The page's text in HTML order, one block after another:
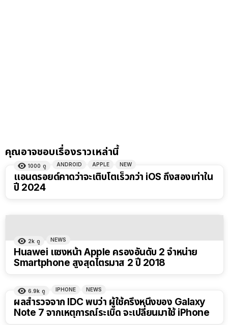
คุณอาจชอบเรื่องราวเหล่านี้
1000 ดู ANDROID APPLE NEW
แอนดรอยด์คาดว่าจะเติบโตเร็วกว่า iOS ถึงสองเท่าใน
ปี 2024
2k ดู NEWS
Huawei แซงหน้า Apple ครองอันดับ 2 จำหน่าย
Smartphone สูงสุดไตรมาส 2 ปี 2018
6.9k ดู IPHONE NEWS
ผลสำรวจจาก IDC พบว่า ผู้ใช้ครึ่งหนึ่งของ Galaxy
Note 7 จากเหตุการณ์ระเบิด จะเปลี่ยนมาใช้ iPhone